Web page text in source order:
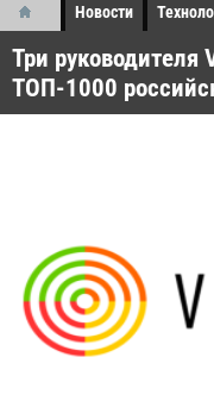
Новости
​Три руководителя
ТОП-1000